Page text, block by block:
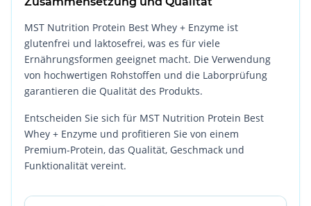
MST Nutrition Protein Best Whey + Enzyme ist
glutenfrei und laktosefrei, was es für viele
Ernährungsformen geeignet macht. Die Verwendung
von hochwertigen Rohstoffen und die Laborprüfung
garantieren die Qualität des Produkts.
Entscheiden Sie sich für MST Nutrition Protein Best
Whey + Enzyme und profitieren Sie von einem
Premium-Protein, das Qualität, Geschmack und
Funktionalität vereint.